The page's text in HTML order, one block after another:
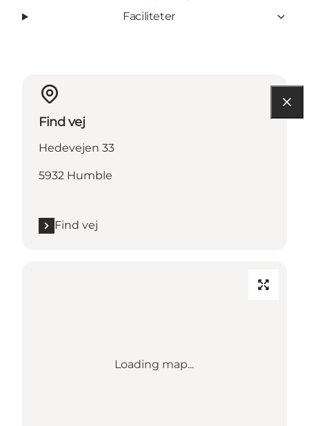
Faciliteter
Find vej
Hedevejen 33
5932 Humble
Find vej
Loading map...